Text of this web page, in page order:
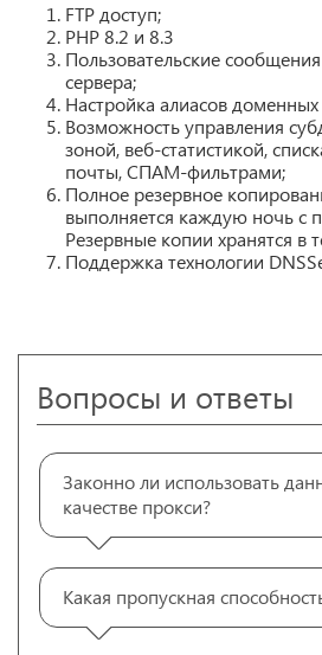
FTP доступ;
PHP 8.2 и 8.3
Пользовательские
сервера;
Настройка алиасов
Возможность управления
зоной, веб-статистикой,
почты, СПАМ-фильтрами;
Полное резервное
выполняется каждую ночь с
Резервные копии хранятся в
Поддержка технологии
Вопросы и ответы
Законно ли использовать
качестве прокси?
Какая пропускная